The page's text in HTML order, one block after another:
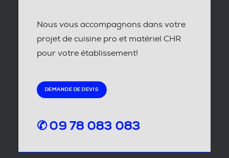
Nous vous accompagnons dans votre
projet de cuisine pro et matériel CHR
pour votre établissement!
DEMANDE DE DEVIS
✆ 09 78 083 083